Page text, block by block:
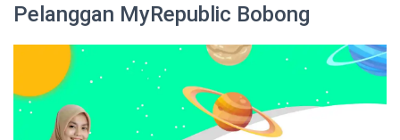
Pelanggan MyRepublic Bobong